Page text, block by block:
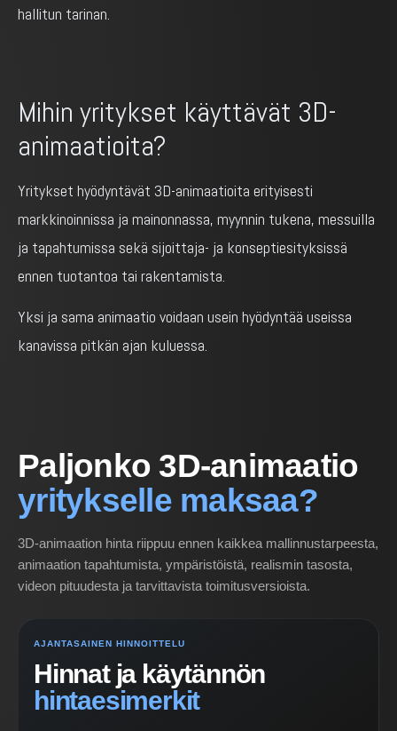
hallitun tarinan.
Mihin yritykset käyttävät 3D-
animaatioita?
Yritykset hyödyntävät 3D-animaatioita erityisesti
markkinoinnissa ja mainonnassa, myynnin tukena, messuilla
ja tapahtumissa sekä sijoittaja- ja konseptiesityksissä
ennen tuotantoa tai rakentamista.
Yksi ja sama animaatio voidaan usein hyödyntää useissa
kanavissa pitkän ajan kuluessa.
Paljonko 3D-animaatio
yritykselle maksaa?
3D-animaation hinta riippuu ennen kaikkea mallinnustarpeesta,
animaation tapahtumista, ympäristöistä, realismin tasosta,
videon pituudesta ja tarvittavista toimitusversioista.
AJANTASAINEN HINNOITTELU
Hinnat ja käytännön
hintaesimerkit